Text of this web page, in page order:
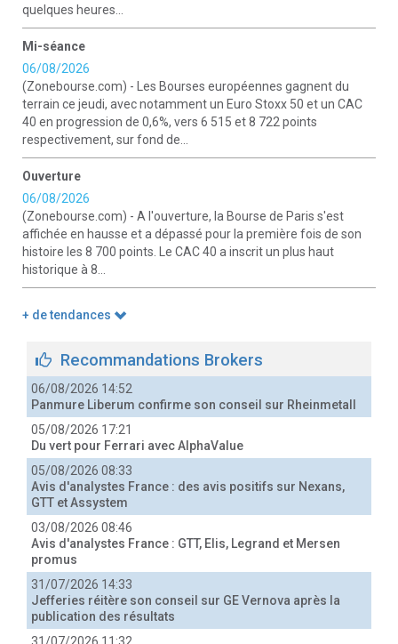
quelques heures...
Mi-séance
06/08/2026
(Zonebourse.com) - Les Bourses européennes gagnent du
terrain ce jeudi, avec notamment un Euro Stoxx 50 et un CAC
40 en progression de 0,6%, vers 6 515 et 8 722 points
respectivement, sur fond de...
Ouverture
06/08/2026
(Zonebourse.com) - A l'ouverture, la Bourse de Paris s'est
affichée en hausse et a dépassé pour la première fois de son
histoire les 8 700 points. Le CAC 40 a inscrit un plus haut
historique à 8...
+ de tendances
Recommandations Brokers
06/08/2026 14:52
Panmure Liberum confirme son conseil sur Rheinmetall
05/08/2026 17:21
Du vert pour Ferrari avec AlphaValue
05/08/2026 08:33
Avis d'analystes France : des avis positifs sur Nexans,
GTT et Assystem
03/08/2026 08:46
Avis d'analystes France : GTT, Elis, Legrand et Mersen
promus
31/07/2026 14:33
Jefferies réitère son conseil sur GE Vernova après la
publication des résultats